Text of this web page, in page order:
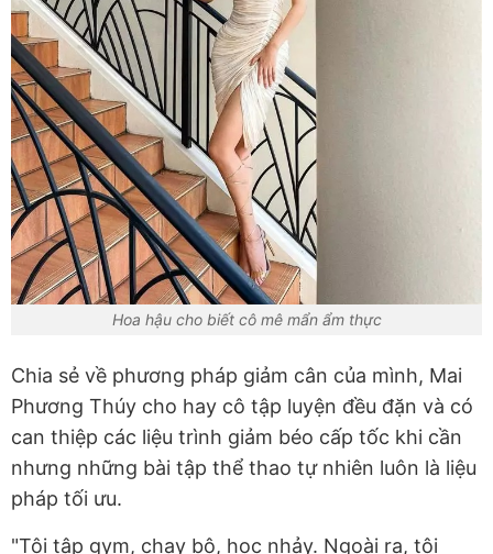
Hoa hậu cho biết cô mê mẩn ẩm thực
Chia sẻ về phương pháp giảm cân của mình, Mai
Phương Thúy cho hay cô tập luyện đều đặn và có
can thiệp các liệu trình giảm béo cấp tốc khi cần
nhưng những bài tập thể thao tự nhiên luôn là liệu
pháp tối ưu.
"Tôi tập gym, chạy bộ, học nhảy. Ngoài ra, tôi